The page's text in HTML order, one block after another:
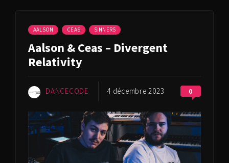
AALSON CEAS SINNERS
Aalson & Ceas – Divergent
Relativity
DANCECODE 4 décembre 2023 0